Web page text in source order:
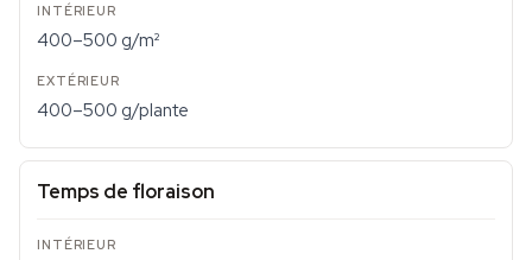
400–500 g/m²
400–500 g/plante
Temps de floraison